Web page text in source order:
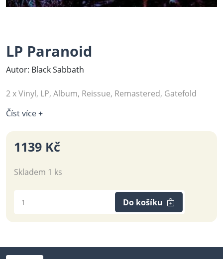
LP Paranoid
Autor: Black Sabbath ‎
2 x Vinyl, LP, Album, Reissue, Remastered, Gatefold
Číst více +
1139 Kč
Skladem 1 ks
Do košíku